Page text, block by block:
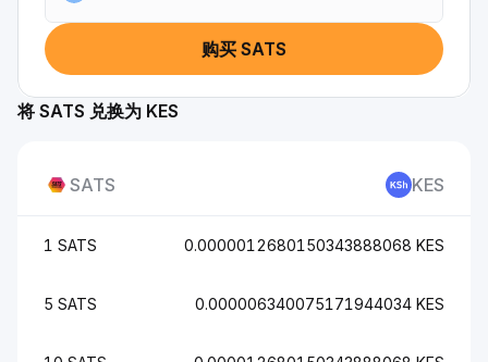
购买 SATS
将 SATS 兑换为 KES
SATS KES
1 SATS 0.0000012680150343888068 KES
5 SATS 0.000006340075171944034 KES